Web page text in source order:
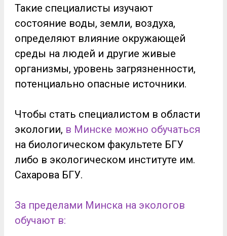
Такие специалисты изучают
состояние воды, земли, воздуха,
определяют влияние окружающей
среды на людей и другие живые
организмы, уровень загрязненности,
потенциально опасные источники.
Чтобы стать специалистом в области
экологии, в Минске можно обучаться
на биологическом факультете БГУ
либо в экологическом институте им.
Сахарова БГУ.
За пределами Минска на экологов
обучают в: